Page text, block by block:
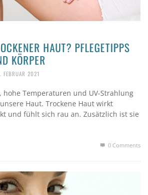
HAUT? PFLEGETIPPS
KÖRPER
FEBRUAR 2021
hohe Temperaturen und UV-Strahlung
Haut. Trockene Haut wirkt
und fühlt sich rau an. Zusätzlich ist sie
0 Comments